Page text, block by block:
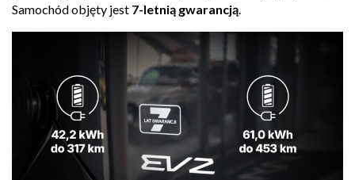
Samochód objęty jest 7-letnią gwarancją.